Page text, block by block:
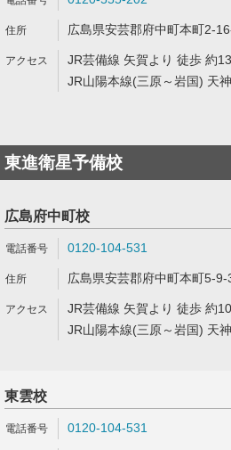
広島県安芸郡府中町本町2-
JR芸備線 矢賀より 徒歩 約
JR山陽本線(三原～岩国) 天
東進衛星予備校
広島府中町校
0120-104-531
広島県安芸郡府中町本町5-9-
JR芸備線 矢賀より 徒歩 約
JR山陽本線(三原～岩国) 天
東雲校
0120-104-531